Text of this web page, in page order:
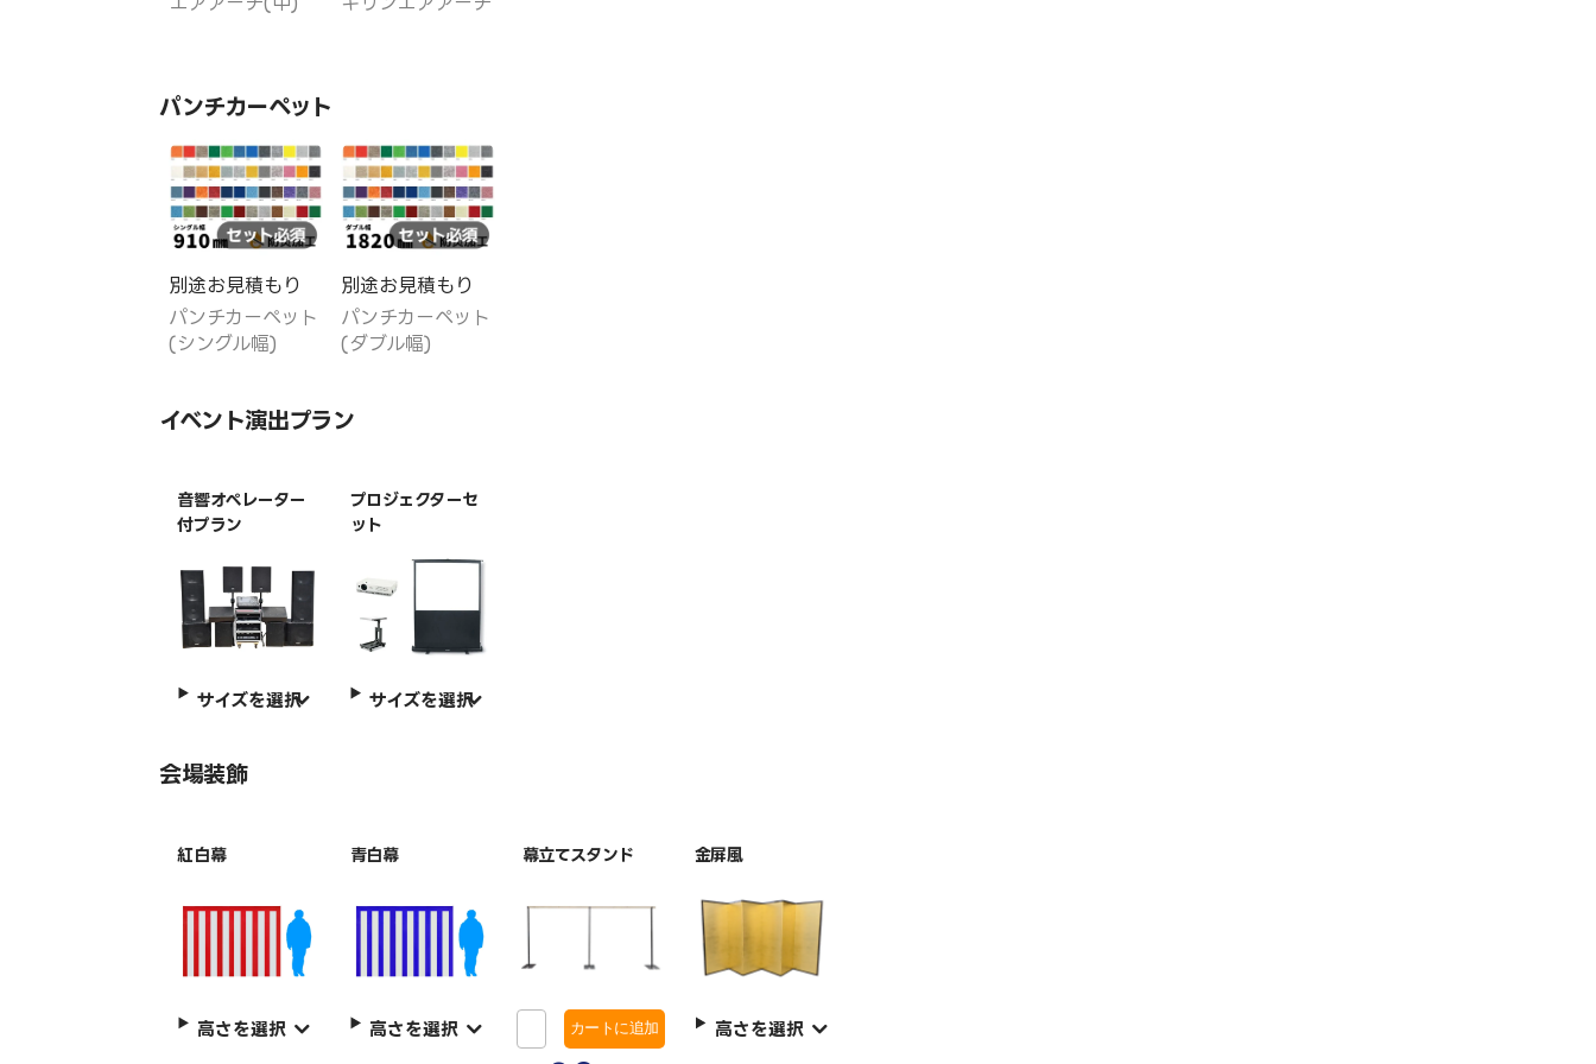
パンチカーペット
別途お見積もり
パンチカーペット
(シングル幅)
別途お見積もり
パンチカーペット
(ダブル幅)
イベント演出プラン
音響オペレーター
付プラン
サイズを選択
プロジェクターセ
ット
サイズを選択
会場装飾
紅白幕
高さを選択
青白幕
高さを選択
幕立てスタンド 金屏風
高さを選択